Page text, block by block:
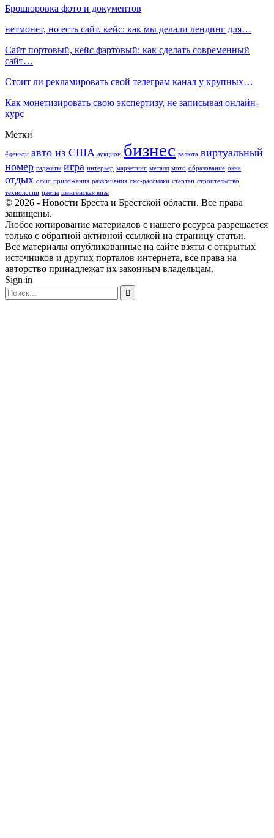
Брошюровка фото и документов
нетмонет, но есть сайт. кейс: как мы делали лендинг для…
Сайт портовый, кейс фартовый: как сделать современный
сайт…
Стоит ли рекламировать свой телеграм канал у крупных…
Как монетизировать свою экспертизу, не записывая онлайн-
курс
Метки
#деньги авто из США аукцион бизнес валюта виртуальный
номер гаджеты игра интерьер маркетинг металл мото образование окна
отдых офис приложения развлечения смс-рассылки стартап строительство
технологии цветы шенгенская виза
© 2026 - Новости Бреста и Брестской области. Все права
защищены.
Любое копирование материалов с нашего ресурса разрешается
только с обратной активной ссылкой на страницу статьи.
Все материалы опубликованные на сайте взяты с открытых
источников и других порталов интернета, все права на
авторство принадлежат их законным владельцам.
Sign in